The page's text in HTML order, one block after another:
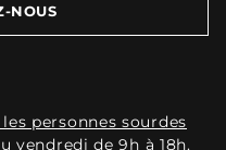
NOUS
personnes sourdes
vendredi de 9h à 18h.